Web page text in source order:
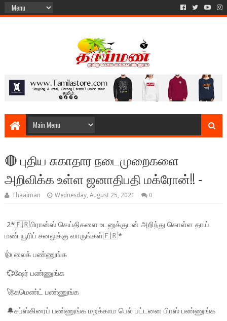
🔴 புதிய சுகாதார நடைமுறைகளை
அறிவிக்க உள்ள ஜனாதிபதி மக்ரோன்!! ‐
Thaaiman Wednesday, August 25, 2021 0
2*🇫🇷பிரான்ஸ் செய்திகளை உடனுக்குடன் அறிந்து கொள்ள தாய்
மண் யூரிப் சனலுக்கு வாருங்கள்🇫🇷*
👍 லைக் பண்ணுங்க
💞ஷேர் பண்ணுங்க
🚀கமெண்ட் பண்ணுங்க
🔔சப்ஸ்கிரைப் பண்ணுங்க மறக்காம பெல் பட்டனை பிரஸ் பண்ணுங்க